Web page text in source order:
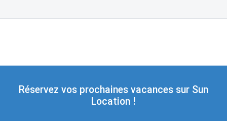
Réservez vos prochaines vacances sur Sun
Location !